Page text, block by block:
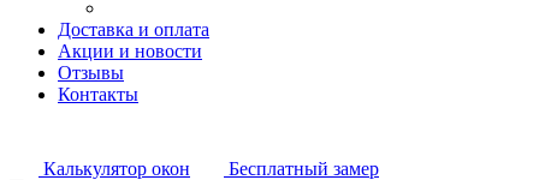
Доставка и оплата
Акции и новости
Отзывы
Контакты
Калькулятор окон Бесплатный замер